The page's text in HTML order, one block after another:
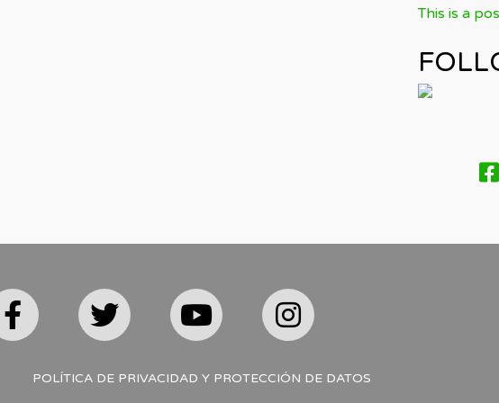
This is a
POLÍTICA DE PRIVACIDAD Y PROTECCIÓN DE DATOS